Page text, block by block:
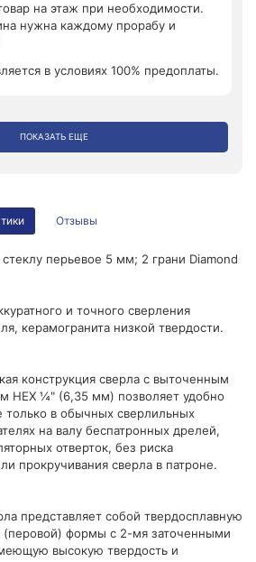
на этаж при необходимости.
нужна каждому прорабу и
в условиях 100% предоплаты.
ПОКАЗАТЬ ЕЩЕ
Отзывы
перьевое 5 мм; 2 грани Diamond
и точного сверления
керамогранита низкой твердости.
конструкция сверла с выточенным
HEX ¼" (6,35 мм) позволяет удобно
только в обычных сверлильных
на валу беспатронных дрелей,
отверток, без риска
прокручивания сверла в патроне.
представляет собой твердосплавную
(перовой) формы с 2-мя заточенными
высокую твердость и